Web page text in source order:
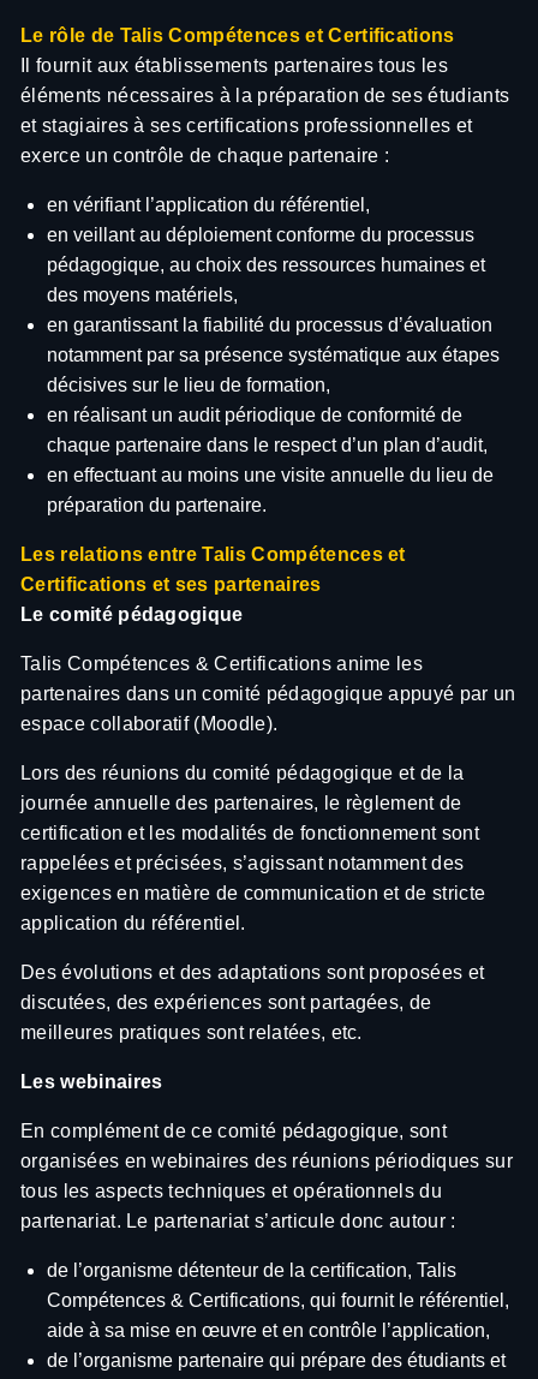
Le rôle de Talis Compétences et Certifications
Il fournit aux établissements partenaires tous les
éléments nécessaires à la préparation de ses étudiants
et stagiaires à ses certifications professionnelles et
exerce un contrôle de chaque partenaire :
en vérifiant l’application du référentiel,
en veillant au déploiement conforme du processus
pédagogique, au choix des ressources humaines et
des moyens matériels,
en garantissant la fiabilité du processus d’évaluation
notamment par sa présence systématique aux étapes
décisives sur le lieu de formation,
en réalisant un audit périodique de conformité de
chaque partenaire dans le respect d’un plan d’audit,
en effectuant au moins une visite annuelle du lieu de
préparation du partenaire.
Les relations entre Talis Compétences et
Certifications et ses partenaires
Le comité pédagogique
Talis Compétences & Certifications anime les
partenaires dans un comité pédagogique appuyé par un
espace collaboratif (Moodle).
Lors des réunions du comité pédagogique et de la
journée annuelle des partenaires, le règlement de
certification et les modalités de fonctionnement sont
rappelées et précisées, s’agissant notamment des
exigences en matière de communication et de stricte
application du référentiel.
Des évolutions et des adaptations sont proposées et
discutées, des expériences sont partagées, de
meilleures pratiques sont relatées, etc.
Les webinaires
En complément de ce comité pédagogique, sont
organisées en webinaires des réunions périodiques sur
tous les aspects techniques et opérationnels du
partenariat. Le partenariat s’articule donc autour :
de l’organisme détenteur de la certification, Talis
Compétences & Certifications, qui fournit le référentiel,
aide à sa mise en œuvre et en contrôle l’application,
de l’organisme partenaire qui prépare des étudiants et